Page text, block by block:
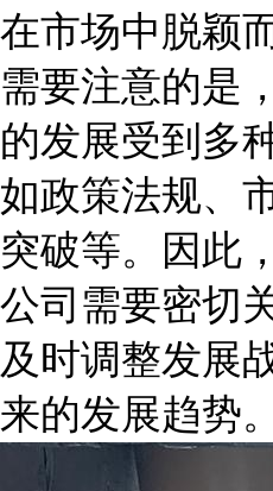
在市场中脱颖
需要注意的是
的发展受到多
如政策法规、
突破等。因此
公司需要密切
及时调整发展
来的发展趋势。